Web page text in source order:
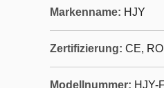
Markenname: HJY
Zertifizierung: CE,
Modellnummer: HJY-